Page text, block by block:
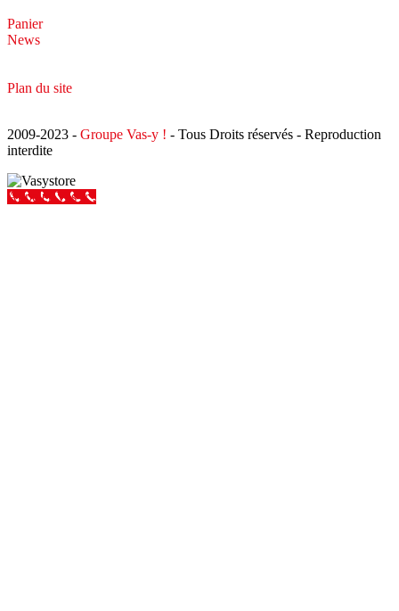
Panier
News
Plan du site
2009-2023 - Groupe Vas-y ! - Tous Droits réservés - Reproduction
interdite
Appeler Vas-y !